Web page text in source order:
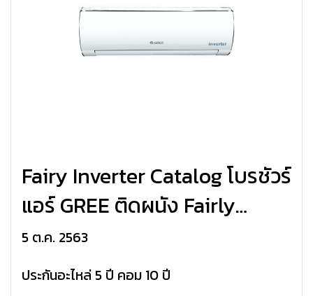
Fairy Inverter Catalog โบรชัวร์
แอร์ GREE ติดผนัง Fairly
Inverter R32
5 ต.ค. 2563
ประกันอะไหล่ 5 ปี คอม 10 ปี